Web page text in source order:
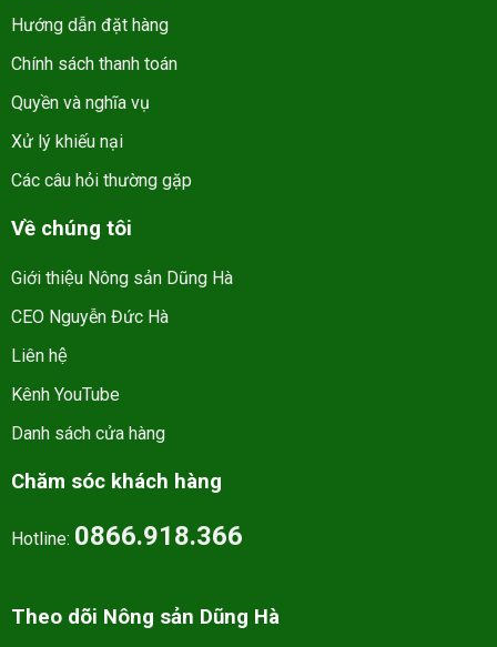
Hướng dẫn đặt hàng
Chính sách thanh toán
Quyền và nghĩa vụ
Xử lý khiếu nại
Các câu hỏi thường gặp
Về chúng tôi
Giới thiệu Nông sản Dũng Hà
CEO Nguyễn Đức Hà
Liên hệ
Kênh YouTube
Danh sách cửa hàng
Chăm sóc khách hàng
Hotline: 0866.918.366
Theo dõi Nông sản Dũng Hà